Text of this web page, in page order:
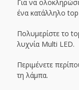
Για να
ένα κατάλληλο
Πολυμερίστε το
λυχνία Multi LED.
Περιμένετε
τη λάμπα.